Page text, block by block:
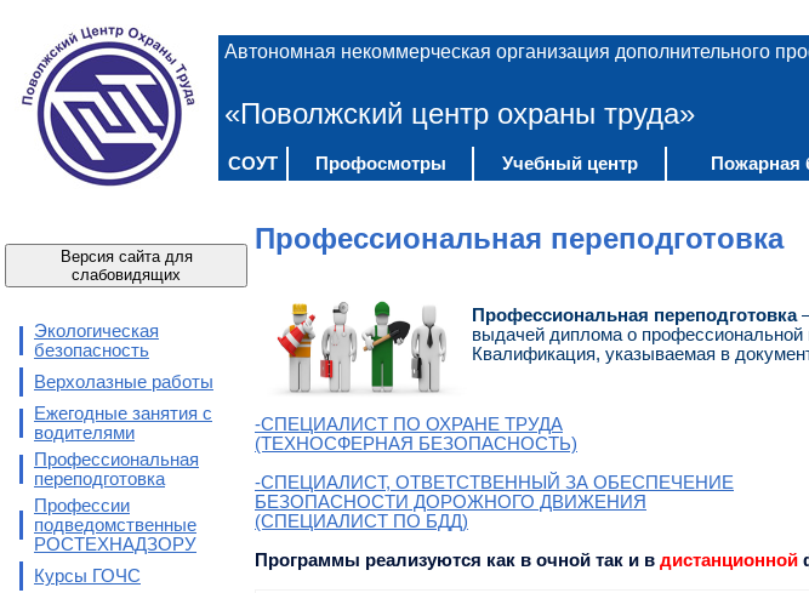
Автономная некоммерческая организация дополнительного
«Поволжский центр охраны труда»
СОУТ Профосмотры Учебный центр Пожарная
Версия сайта для
слабовидящих
Экологическая
безопасность
Верхолазные работы
Ежегодные занятия с
водителями
Профессиональная
переподготовка
Профессии
подведомственные
РОСТЕХНАДЗОРУ
Курсы ГОЧС
Профессиональная переподготовка
Профессиональная переподготовка
выдачей диплома о профессиональной
Квалификация, указываемая в
-СПЕЦИАЛИСТ ПО ОХРАНЕ ТРУДА
(ТЕХНОСФЕРНАЯ БЕЗОПАСНОСТЬ)
-CПЕЦИАЛИСТ, ОТВЕТСТВЕННЫЙ ЗА ОБЕСПЕЧЕНИЕ
БЕЗОПАСНОСТИ ДОРОЖНОГО ДВИЖЕНИЯ
(СПЕЦИАЛИСТ ПО БДД)
Программы реализуются как в очной так и в дистанционной